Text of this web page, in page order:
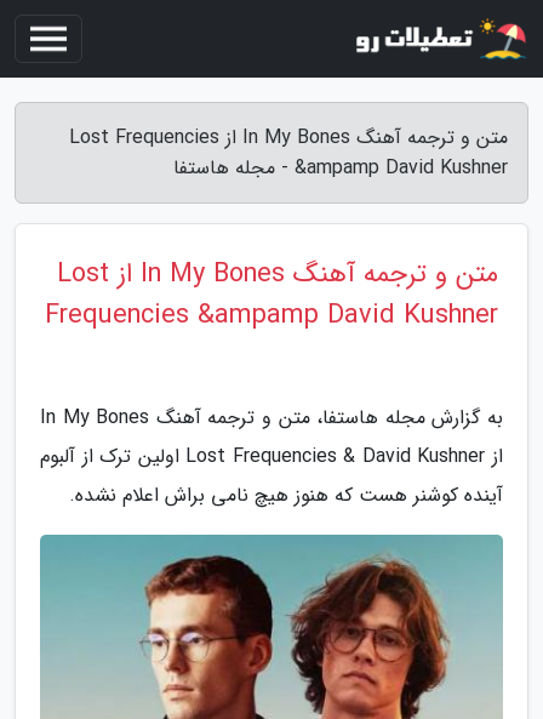
متن و ترجمه آهنگ In My Bones از Lost Frequencies
&ampamp David Kushner - مجله هاستفا
متن و ترجمه آهنگ In My Bones از Lost
Frequencies &ampamp David Kushner
به گزارش مجله هاستفا، متن و ترجمه آهنگ In My Bones
از Lost Frequencies & David Kushner اولین ترک از آلبوم
آینده کوشنر هست که هنوز هیچ نامی براش اعلام نشده.